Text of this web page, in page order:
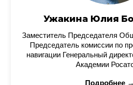
Ужакина Юлия
Заместитель Председателя
Председатель комиссии по
навигации Генеральный
Академии
Подробнее →